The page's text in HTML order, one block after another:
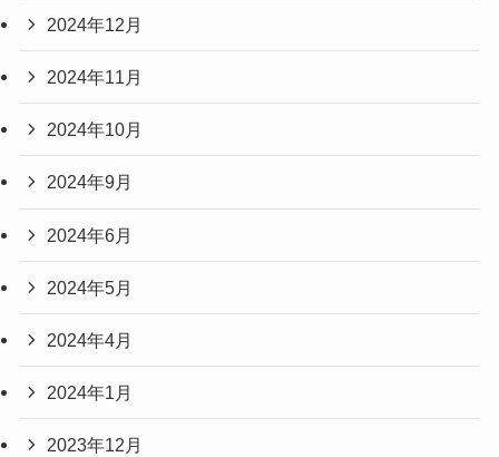
2024年12月
2024年11月
2024年10月
2024年9月
2024年6月
2024年5月
2024年4月
2024年1月
2023年12月